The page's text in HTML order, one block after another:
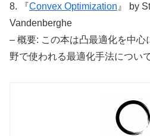
8. 『Convex Optimization 』 by
Vandenberghe
– 概要: この本は凸最適化を中心
野で使われる最適化手法につい